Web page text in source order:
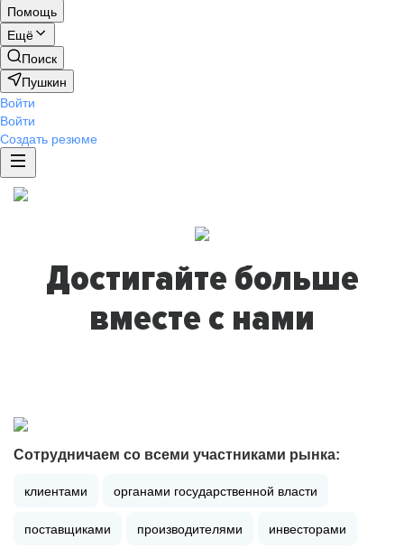
Помощь
Ещё
Поиск
Пушкин
Войти
Войти
Создать резюме
Достигайте больше
вместе с нами
Сотрудничаем со всеми участниками рынка:
клиентами органами государственной власти
поставщиками производителями инвесторами